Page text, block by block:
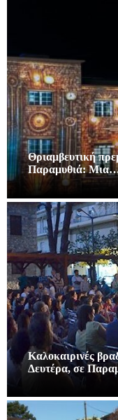
Θριαμβευτική
Παραμυθιά:
Καλοκαιρινές
Δευτέρα, σε